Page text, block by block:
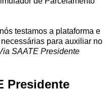
testamos a plataforma e
para auxiliar no
SAATE Presidente
Presidente